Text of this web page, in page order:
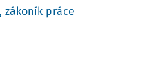
zákoník práce